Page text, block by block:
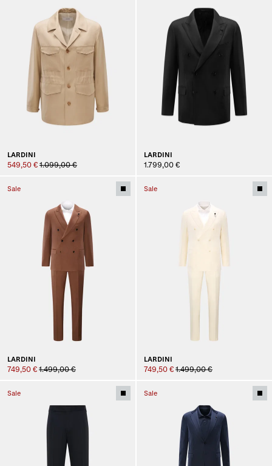
LARDINI
549,50 € 1.099,00 €
LARDINI
1.799,00 €
Sale
LARDINI
749,50 € 1.499,00 €
Sale
LARDINI
749,50 € 1.499,00 €
Sale Sale